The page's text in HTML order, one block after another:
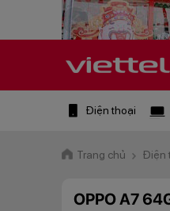
Điện thoại
Trang chủ Điện
OPPO A7